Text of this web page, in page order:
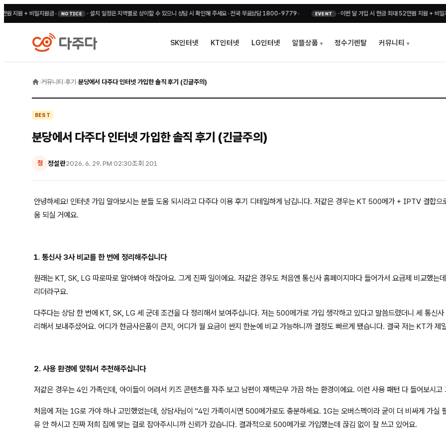
+ 비밀지원금• NOTICE ·설치 일정은 지역별로 상이할 수 있으니 상담 시 확인해 주세요• 전국 무료상담 1800-9779• EVENT ·이번 달 가입 시 현금 최대 52만원 지원 + 비밀지원금•
SK인터넷 KT인터넷 LG인터넷 알뜰상품 정수기렌탈 커뮤니티
›커뮤니티 ›후기 ›분당에서 다주다 인터넷 가입한 솔직 후기 (긴글주의)
BEST
분당에서 다주다 인터넷 가입한 솔직 후기 (긴글주의)
정 정설란2026. 6. 29. PM 02:30조회 201
안녕하세요! 인터넷 가입 알아보시는 분들 도움 되시라고 다주다 이용 후기 디테일하게 남깁니다. 저같은 경우는 KT 500메가 + IPTV 결합
움 되실 거예요.
1. 통신사 3사 비교를 한 번에 정리해주십니다
원래는 KT, SK, LG 따로따로 알아봐야 하잖아요. 그게 진짜 일이에요. 저같은 경우도 처음엔 통신사 홈페이지마다 들어가서 요금제 비교했는
리더라구요.
다주다는 상담 한 번에 KT, SK, LG 세 군데 조건을 다 정리해서 보여주십니다. 저는 500메가로 가입 생각하고 있다고 말씀드렸더니 세 통신
리해서 보내주셨어요. 어디가 현금사은품이 큰지, 어디가 월 요금이 싼지 한눈에 비교 가능하니까 결정도 빠르게 됐습니다. 결국 저는 KT가 제
2. 사용 환경에 맞춰서 추천해주십니다
저같은 경우는 4인 가족인데, 아이들이 어려서 키즈 콘텐츠를 자주 보고 남편이 재택근무 가끔 하는 환경이에요. 이런 사용 패턴 다 들어보시
처음에 저는 1G로 가야 하나 고민했었는데, 상담사님이 "4인 가족이시면 500메가로도 충분하세요. 1G는 오버스펙이라 굳이 더 비싸게 가실
유 안 하시고 진짜 저희 집에 맞는 걸로 잡아주시니까 신뢰가 갔습니다. 결과적으로 500메가로 가입했는데 끊김 없이 잘 쓰고 있어요.